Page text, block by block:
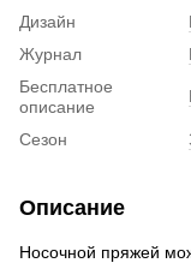
Дизайн
Журнал
Бесплатное
описание
Сезон
Описание
Носочной пряжей